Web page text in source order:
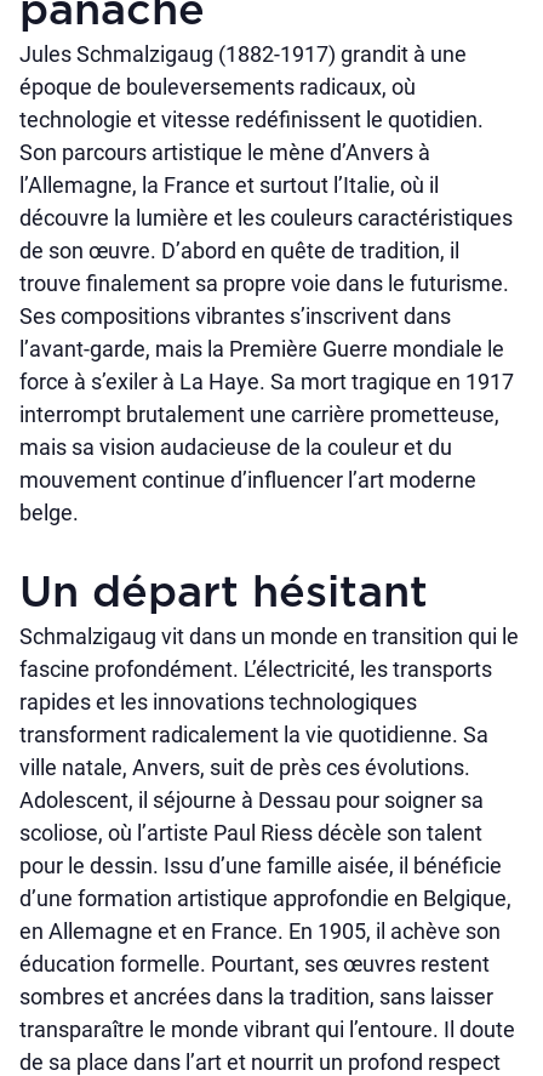
panache
Jules Schmalzigaug (1882-1917) grandit à une
époque de bouleversements radicaux, où
technologie et vitesse redéfinissent le quotidien.
Son parcours artistique le mène d’Anvers à
l’Allemagne, la France et surtout l’Italie, où il
découvre la lumière et les couleurs caractéristiques
de son œuvre. D’abord en quête de tradition, il
trouve finalement sa propre voie dans le futurisme.
Ses compositions vibrantes s’inscrivent dans
l’avant-garde, mais la Première Guerre mondiale le
force à s’exiler à La Haye. Sa mort tragique en 1917
interrompt brutalement une carrière prometteuse,
mais sa vision audacieuse de la couleur et du
mouvement continue d’influencer l’art moderne
belge.
Un départ hésitant
Schmalzigaug vit dans un monde en transition qui le
fascine profondément. L’électricité, les transports
rapides et les innovations technologiques
transforment radicalement la vie quotidienne. Sa
ville natale, Anvers, suit de près ces évolutions.
Adolescent, il séjourne à Dessau pour soigner sa
scoliose, où l’artiste Paul Riess décèle son talent
pour le dessin. Issu d’une famille aisée, il bénéficie
d’une formation artistique approfondie en Belgique,
en Allemagne et en France. En 1905, il achève son
éducation formelle. Pourtant, ses œuvres restent
sombres et ancrées dans la tradition, sans laisser
transparaître le monde vibrant qui l’entoure. Il doute
de sa place dans l’art et nourrit un profond respect